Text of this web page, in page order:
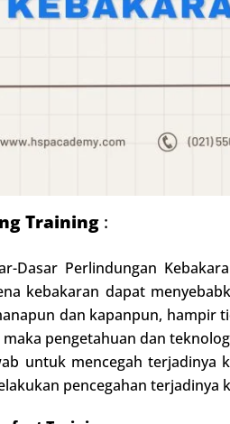
Training :
Dasar Perlindungan
kebakaran dapat
dan kapanpun, hampir
pengetahuan dan
untuk mencegah terjadinya
pencegahan terjadinya